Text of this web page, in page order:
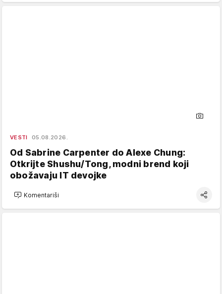
VESTI 05.08.2026.
Od Sabrine Carpenter do Alexe Chung:
Otkrijte Shushu/Tong, modni brend koji
obožavaju IT devojke
Komentariši